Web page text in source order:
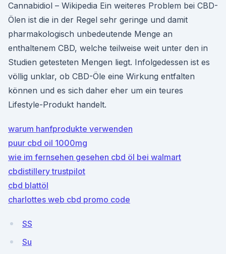
Cannabidiol – Wikipedia Ein weiteres Problem bei CBD-
Ölen ist die in der Regel sehr geringe und damit
pharmakologisch unbedeutende Menge an
enthaltenem CBD, welche teilweise weit unter den in
Studien getesteten Mengen liegt. Infolgedessen ist es
völlig unklar, ob CBD-Öle eine Wirkung entfalten
können und es sich daher eher um ein teures
Lifestyle-Produkt handelt.
warum hanfprodukte verwenden
puur cbd oil 1000mg
wie im fernsehen gesehen cbd öl bei walmart
cbdistillery trustpilot
cbd blattöl
charlottes web cbd promo code
SS
Su